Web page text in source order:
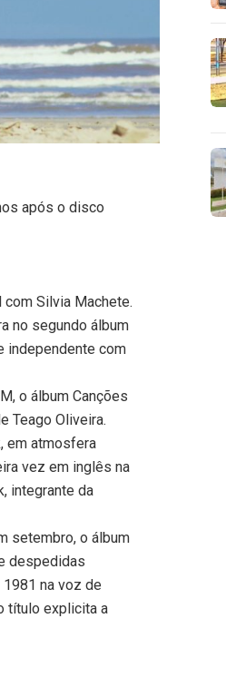
após o disco
Silvia Machete.
no segundo álbum
independente com
o álbum Canções
Teago Oliveira.
em atmosfera
vez em inglês na
integrante da
setembro, o álbum
despedidas
na voz de
título explicita a